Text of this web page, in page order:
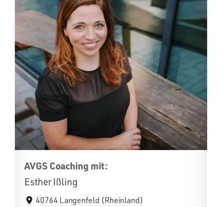
AVGS Coaching mit:
Esther Ißling
40764 Langenfeld (Rheinland)